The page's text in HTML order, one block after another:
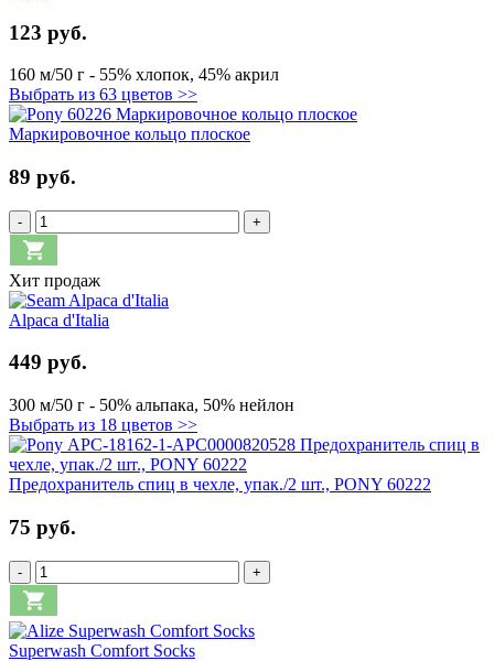
123 руб.
160 м/50 г - 55% хлопок, 45% акрил
Выбрать из 63 цветов >>
Маркировочное кольцо плоское
89 руб.
- +
Хит продаж
Alpaca d'Italia
449 руб.
300 м/50 г - 50% альпака, 50% нейлон
Выбрать из 18 цветов >>
Предохранитель спиц в чехле, упак./2 шт., PONY 60222
75 руб.
- +
Superwash Comfort Socks